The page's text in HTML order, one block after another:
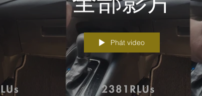
Phát video